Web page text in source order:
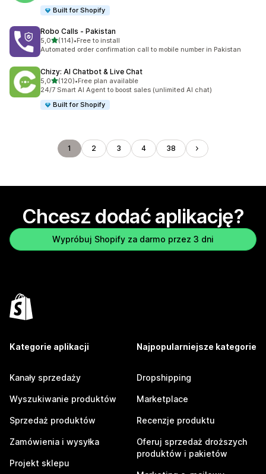
Built for Shopify
Robo Calls ‑ Pakistan
5,0na 5 gwiazdek
(114)
Łączna liczba recenzji: 114
•Free to install
Automated order confirmation call to mobile number in Pakistan
Chizy: AI Chatbot & Live Chat
5,0na 5 gwiazdek
(120)
Łączna liczba recenzji: 120
•Free plan available
24/7 Smart AI Agent to boost sales (unlimited AI chat)
Built for Shopify
1 2 3 4 38
Chcesz dodać aplikację?
Wypróbuj Shopify za darmo przez 3 dni
Kategorie aplikacji
Kanały sprzedaży
Wyszukiwanie produktów
Sprzedaż produktów
Zamówienia i wysyłka
Projekt sklepu
Najpopularniejsze kategorie
Dropshipping
Marketplace
Recenzje produktu
Oferuj sprzedaż droższych
produktów i pakietów